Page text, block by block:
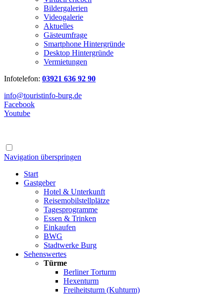
Bildergalerien
Videogalerie
Aktuelles
Gästeumfrage
Smartphone Hintergründe
Desktop Hintergründe
Vermietungen
Infotelefon: 03921 636 92 90
info@touristinfo-burg.de
Facebook
Youtube
Navigation überspringen
Start
Gastgeber
Hotel & Unterkunft
Reisemobilstellplätze
Tagesprogramme
Essen & Trinken
Einkaufen
BWG
Stadtwerke Burg
Sehenswertes
Türme
Berliner Torturm
Hexenturm
Freiheitsturm (Kuhturm)